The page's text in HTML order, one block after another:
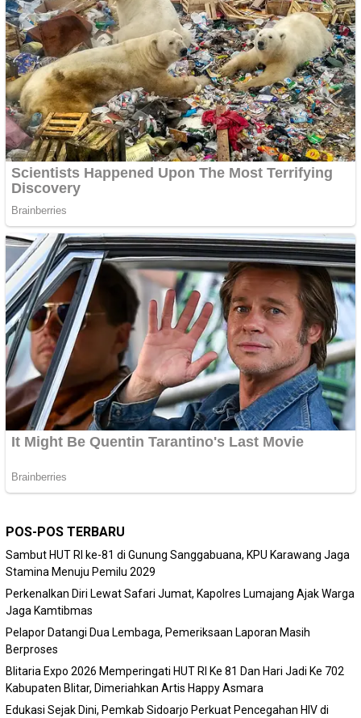
POS-POS TERBARU
Sambut HUT RI ke-81 di Gunung Sanggabuana, KPU Karawang Jaga
Stamina Menuju Pemilu 2029
Perkenalkan Diri Lewat Safari Jumat, Kapolres Lumajang Ajak Warga
Jaga Kamtibmas
Pelapor Datangi Dua Lembaga, Pemeriksaan Laporan Masih
Berproses
Blitaria Expo 2026 Memperingati HUT RI Ke 81 Dan Hari Jadi Ke 702
Kabupaten Blitar, Dimeriahkan Artis Happy Asmara
Edukasi Sejak Dini, Pemkab Sidoarjo Perkuat Pencegahan HIV di